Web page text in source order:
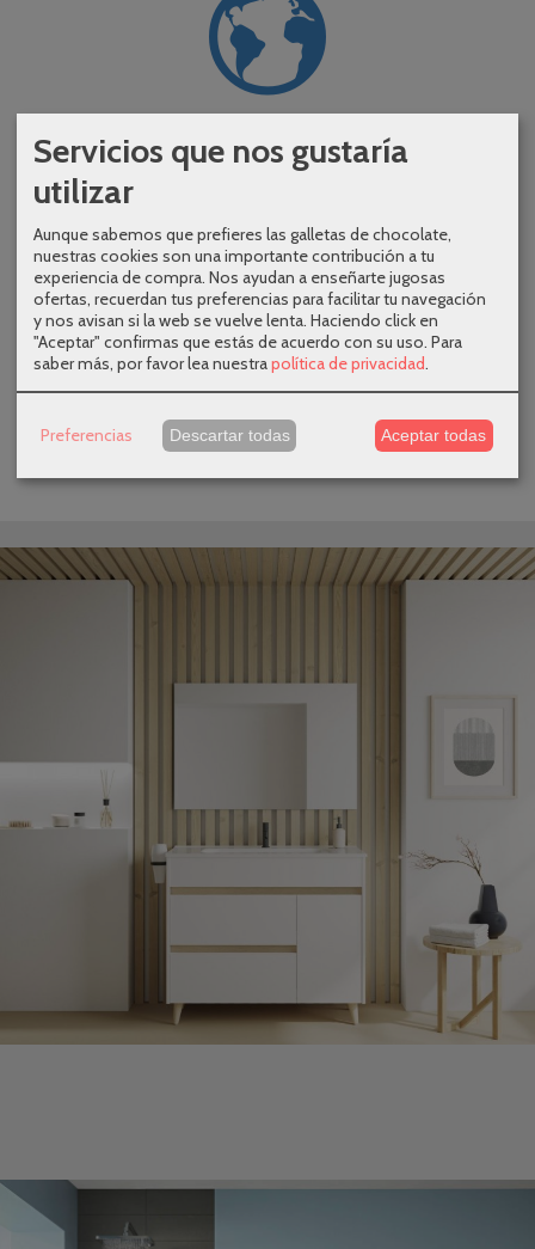

AMPLIA LOGÍSTICA
Gracias a nuestra amplia variedad de
fabricantes, intentamos minimizar los tiempos
de
entrega enviando directamente desde fábrica.
Si no es posible enviamos desde nuestras
agencias principales del
transporte en la península.
Servicios que nos gustaría
utilizar
Aunque sabemos que prefieres las galletas de chocolate,
nuestras cookies son una importante contribución a tu
experiencia de compra. Nos ayudan a enseñarte jugosas
ofertas, recuerdan tus preferencias para facilitar tu navegación
y nos avisan si la web se vuelve lenta. Haciendo click en
"Aceptar" confirmas que estás de acuerdo con su uso. Para
saber más, por favor lea nuestrapolítica de privacidad
Preferencias Descartar todas Aceptar todas